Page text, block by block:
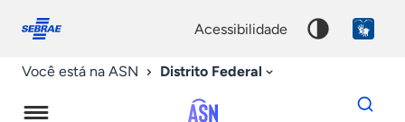
conosco
acessibilidade
Você está na ASN Distrito Federal
Dados
para